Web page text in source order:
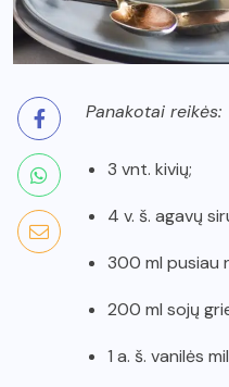
Panakotai reikės:
3 vnt. kivių;
4 v. š. agavų
300 ml pusiau
200 ml sojų
1 a. š. vanilės